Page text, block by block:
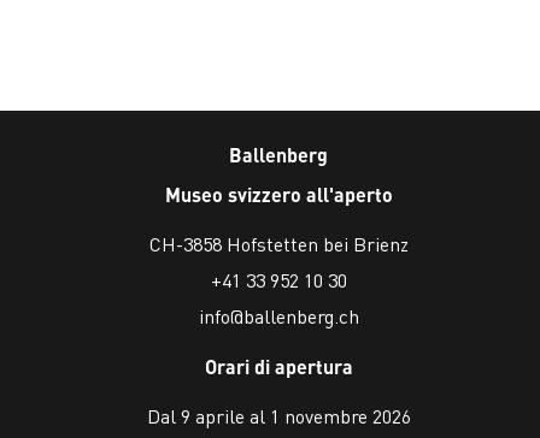
Ballenberg
Museo svizzero all'aperto
CH-3858 Hofstetten bei Brienz
+41 33 952 10 30
info@ballenberg.ch
Orari di apertura
Dal 9 aprile al 1 novembre 2026